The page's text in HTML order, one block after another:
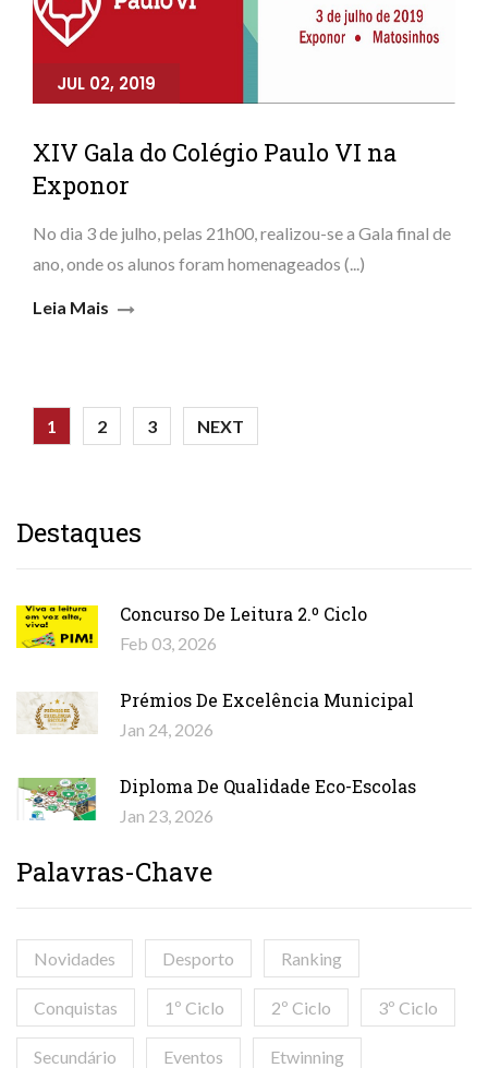
JUL 02, 2019
XIV Gala do Colégio Paulo VI na
Exponor
No dia 3 de julho, pelas 21h00, realizou-se a Gala final de
ano, onde os alunos foram homenageados (...)
Leia Mais
1 2 3 NEXT
Destaques
Concurso De Leitura 2.º Ciclo
Feb 03, 2026
Prémios De Excelência Municipal
Jan 24, 2026
Diploma De Qualidade Eco-Escolas
Jan 23, 2026
Palavras-Chave
Novidades Desporto Ranking
Conquistas 1º Ciclo 2º Ciclo 3º Ciclo
Secundário Eventos Etwinning